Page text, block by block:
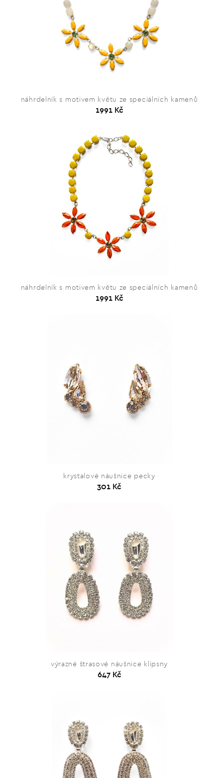
náhrdelník s motivem květu ze speciálních kamenů
1991 Kč
náhrdelník s motivem květu ze speciálních kamenů
1991 Kč
krystalové náušnice pecky
301 Kč
výrazné štrasové náušnice klipsny
647 Kč